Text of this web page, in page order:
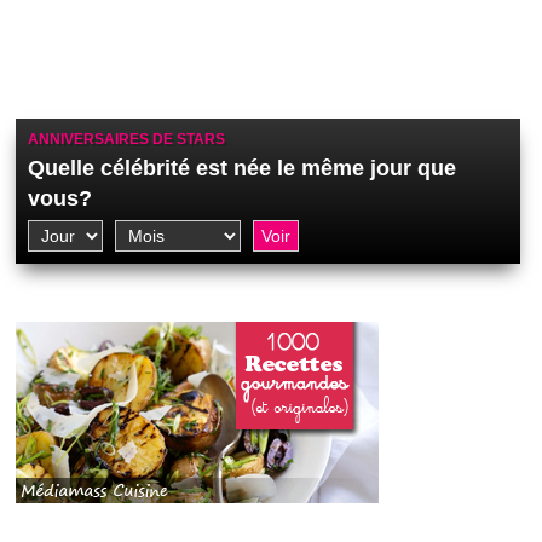
ANNIVERSAIRES DE STARS
Quelle célébrité est née le même jour que
vous?